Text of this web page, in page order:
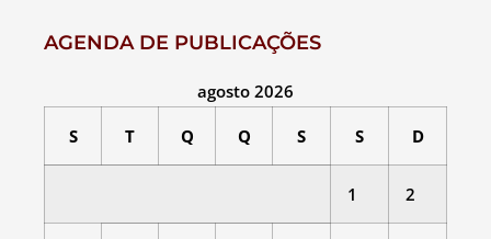
AGENDA DE PUBLICAÇÕES
agosto 2026
S T Q Q S S D
1 2